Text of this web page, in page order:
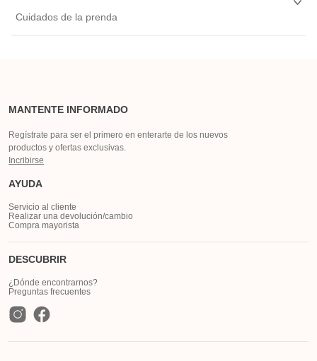
Cuidados de la prenda
MANTENTE INFORMADO
Regístrate para ser el primero en enterarte de los nuevos
productos y ofertas exclusivas.
Incribirse
AYUDA
Servicio al cliente
Realizar una devolución/cambio
Compra mayorista
DESCUBRIR
¿Dónde encontrarnos?
Preguntas frecuentes